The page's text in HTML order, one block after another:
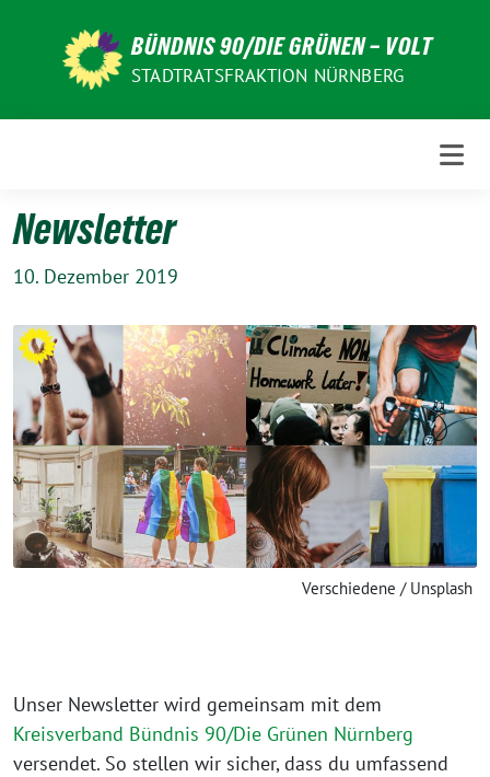
BÜNDNIS 90/DIE GRÜNEN – VOLT
STADTRATSFRAKTION NÜRNBERG
Newsletter
10. Dezember 2019
Verschiedene / Unsplash
Unser Newsletter wird gemeinsam mit dem
Kreisverband Bündnis 90/Die Grünen Nürnberg
versendet. So stellen wir sicher, dass du umfassend